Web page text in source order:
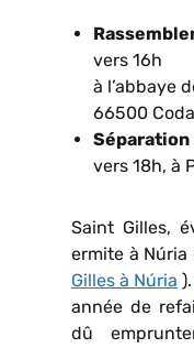
vers 16h
à l’abbaye
66500
Séparation
vers 18h, à
Saint Gilles,
ermite à
Gilles à Núria
année de
dû